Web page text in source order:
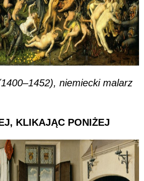
niemiecki malarz
KLIKAJĄC PONIŻEJ